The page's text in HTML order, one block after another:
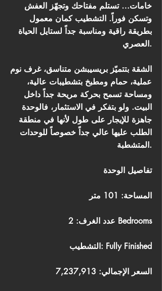
خامات… تستلم مفتاحك وتجهّز العفش
وتسكن فوراً. التشطيب كمان معمول
بطريقة راقية ومناسبة جداً لستايل الحياة
العصري.
الشقة بتتميّز بريسيبشن متناسق، غرف نوم
عملية، حمام ومطبخ بتشطيبات عالية،
ومساحة تسمح بحركة مريحة جداً داخل
البيت. ولو بتفكر في الاستثمار، فالوحدة
جاهزة للإيجار على طول لأنها في منطقة
الطلب عليها عالي جداً خصوصاً للوحدات
المتشطبة.
تفاصيل الوحدة
المساحة: 101 متر
عدد الغرف: 2 Bedrooms
التشطيب: Fully Finished
السعر الإجمالي: 7,237,913